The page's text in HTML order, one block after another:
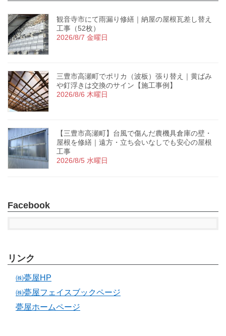
観音寺市にて雨漏り修繕｜納屋の屋根瓦差し替え
工事（52枚）
2026/8/7 金曜日
三豊市高瀬町でポリカ（波板）張り替え｜黄ばみ
や釘浮きは交換のサイン【施工事例】
2026/8/6 木曜日
【三豊市高瀬町】台風で傷んだ農機具倉庫の壁・
屋根を修繕｜遠方・立ち会いなしでも安心の屋根
工事
2026/8/5 水曜日
Facebook
リンク
㈱甍屋HP
㈱甍屋フェイスブックページ
甍屋ホームページ